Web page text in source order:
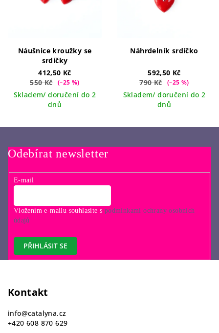
Náušnice kroužky se
srdíčky
412,50 Kč
550 Kč
(–25 %)
Skladem/ doručení do 2
dnů
Náhrdelník srdíčko
592,50 Kč
790 Kč
(–25 %)
Skladem/ doručení do 2
dnů
Odebírat newsletter
E-mail
Vložením e-mailu souhlasíte s podmínkami ochrany osobních
údajů
PŘIHLÁSIT SE
Kontakt
info@catalyna.cz
+420 608 870 629